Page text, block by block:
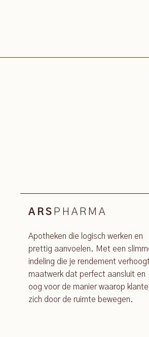
ARS PHARMA
Apotheken die logisch werken en
prettig aanvoelen. Met een
indeling die je rendement
maatwerk dat perfect aansluit en
oog voor de manier waarop
zich door de ruimte bewegen.